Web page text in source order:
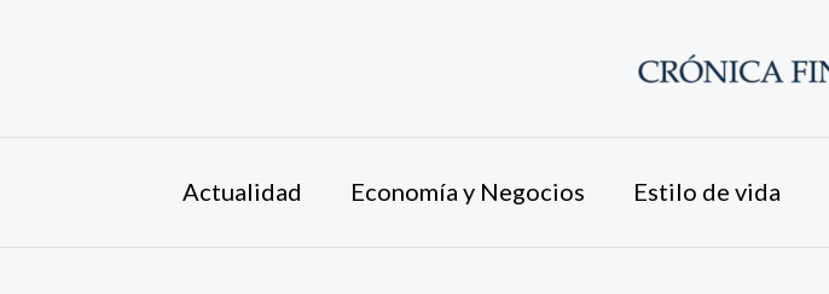
Actualidad Economía y Negocios Estilo de vida